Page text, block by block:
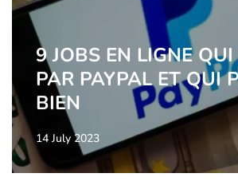
9 JOBS EN LIGNE
PAR PAYPAL ET QUI
BIEN
14 July 2023